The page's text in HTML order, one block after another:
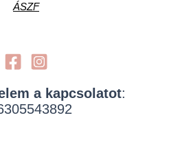
ÁSZF
a kapcsolatot: